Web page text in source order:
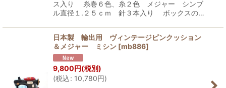
ス入り 糸巻６色、糸２色 メジャー シンブ
ル直径１.２５ｃｍ 針３本入り ボックスの…
日本製 輸出用 ヴィンテージピンクッション
＆メジャー ミシン [mb886]
9,800円(税別)
(税込: 10,780円)